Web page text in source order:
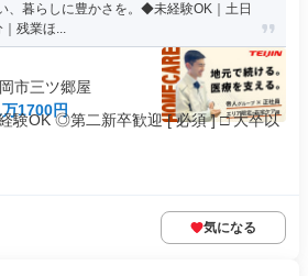
、暮らしに豊かさを。◆未経験OK｜土日
残業ほ...
市三ツ郷屋
1700円
験OK ◎第二新卒歓迎 [ 必須 ] □ 大卒以
気になる